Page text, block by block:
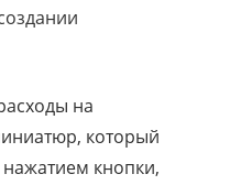
на
который
кнопки,